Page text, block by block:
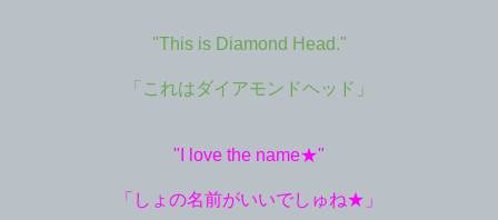
"This is Diamond Head."
「これはダイアモンドヘッド」
"I love the name★"
「しょの名前がいいでしゅね★」